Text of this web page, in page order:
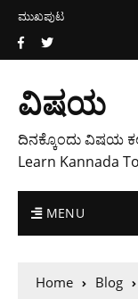
ಮುಖಪುಟ
ವಿಷಯ
ದಿನಕ್ಕೊಂದು ವಿಷಯ
Learn Kannada
MENU
Home Blog